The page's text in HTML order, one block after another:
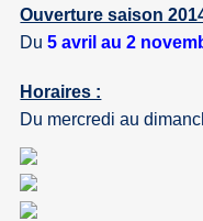
Ouverture saison
Du5 avril au 2
Horaires :
Du mercredi au